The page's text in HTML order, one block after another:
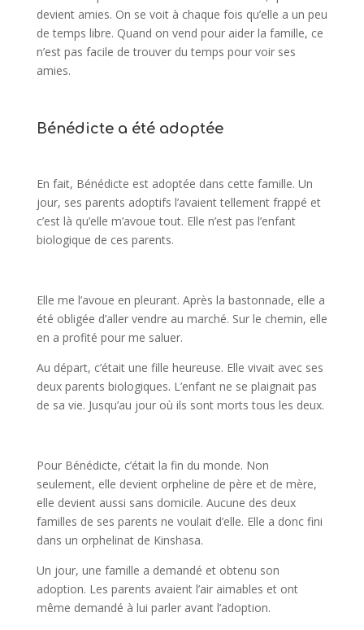
devient amies. On se voit à chaque fois qu’elle a un peu
de temps libre. Quand on vend pour aider la famille, ce
n’est pas facile de trouver du temps pour voir ses
amies.
Bénédicte a été adoptée
En fait, Bénédicte est adoptée dans cette famille. Un
jour, ses parents adoptifs l’avaient tellement frappé et
c’est là qu’elle m’avoue tout. Elle n’est pas l’enfant
biologique de ces parents.
Elle me l’avoue en pleurant. Après la bastonnade, elle a
été obligée d’aller vendre au marché. Sur le chemin, elle
en a profité pour me saluer.
Au départ, c’était une fille heureuse. Elle vivait avec ses
deux parents biologiques. L’enfant ne se plaignait pas
de sa vie. Jusqu’au jour où ils sont morts tous les deux.
Pour Bénédicte, c’était la fin du monde. Non
seulement, elle devient orpheline de père et de mère,
elle devient aussi sans domicile. Aucune des deux
familles de ses parents ne voulait d’elle. Elle a donc fini
dans un orphelinat de Kinshasa.
Un jour, une famille a demandé et obtenu son
adoption. Les parents avaient l’air aimables et ont
même demandé à lui parler avant l’adoption.